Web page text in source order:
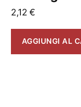
2,12€
AGGIUNGI AL